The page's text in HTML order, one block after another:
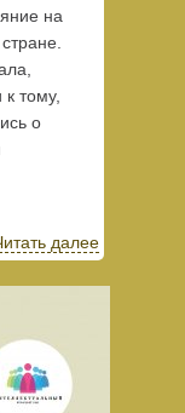
на
тому,
о
далее